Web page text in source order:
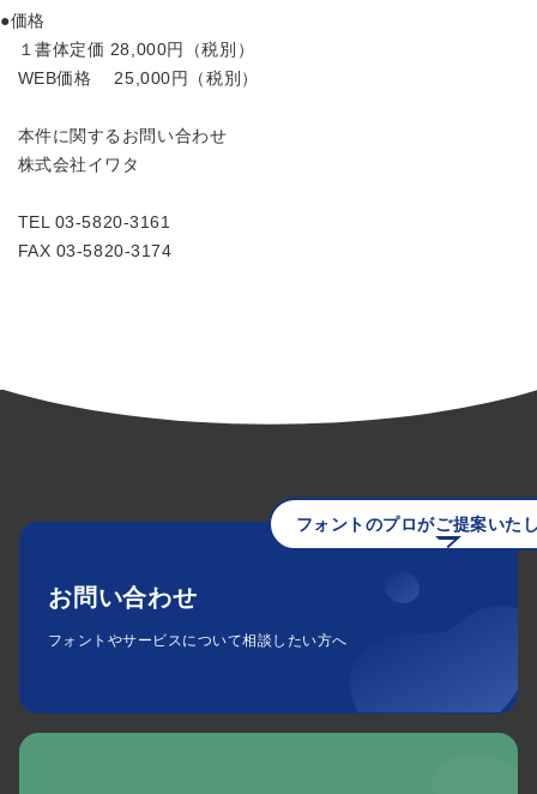
●価格
１書体定価 28,000円（税別）
WEB価格 25,000円（税別）
本件に関するお問い合わせ
株式会社イワタ
TEL 03-5820-3161
FAX 03-5820-3174
フォントのプロがご提案いた
お問い合わせ
フォントやサービスについて相談したい方へ